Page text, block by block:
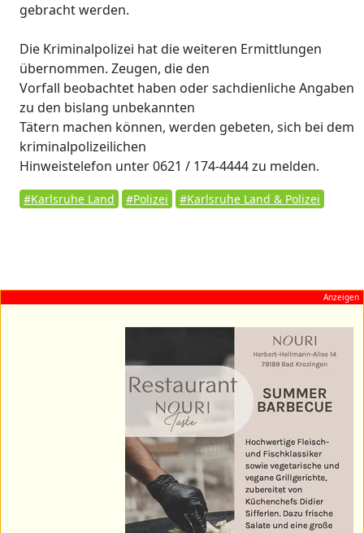
gebracht werden.
Die Kriminalpolizei hat die weiteren Ermittlungen
übernommen. Zeugen, die den
Vorfall beobachtet haben oder sachdienliche Angaben
zu den bislang unbekannten
Tätern machen können, werden gebeten, sich bei dem
kriminalpolizeilichen
Hinweistelefon unter 0621 / 174-4444 zu melden.
#Karlsruhe Land #Polizei #Karlsruhe Land & Polizei
Anzeigen